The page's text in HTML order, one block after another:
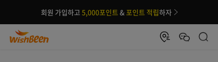
회원 가입하고 5,000포인트 &포인트 적립하자